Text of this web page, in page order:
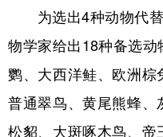
陕西 甘肃
新疆 内蒙古
多语种频道
为选出4种动物代替
物学家给出18种备选
鹦、大西洋鲑、欧洲棕
普通翠鸟、黄尾熊蜂、
松貂、大斑啄木鸟、